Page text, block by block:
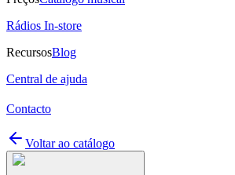
Rádios In-store
RecursosBlog
Central de ajuda
Contacto
Voltar ao catálogo